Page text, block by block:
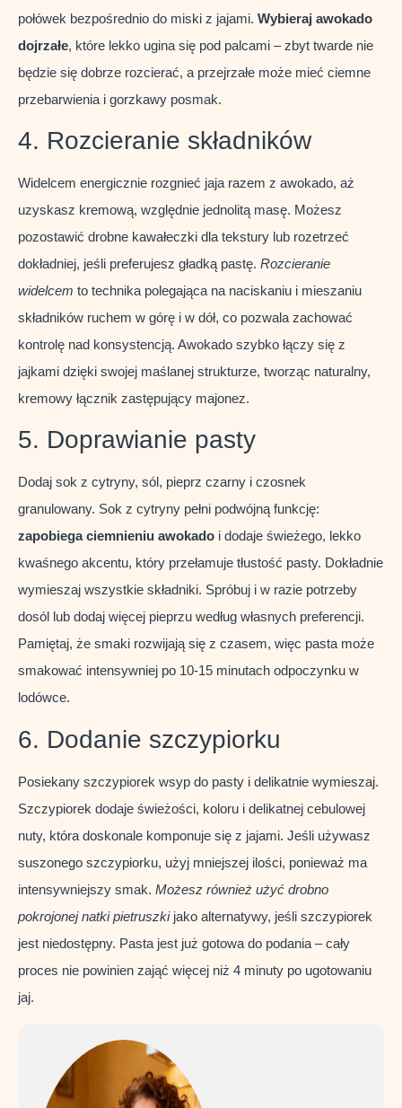
połówek bezpośrednio do miski z jajami. Wybieraj awokado
dojrzałe, które lekko ugina się pod palcami – zbyt twarde nie
będzie się dobrze rozcierać, a przejrzałe może mieć ciemne
przebarwienia i gorzkawy posmak.
4. Rozcieranie składników
Widelcem energicznie rozgnieć jaja razem z awokado, aż
uzyskasz kremową, względnie jednolitą masę. Możesz
pozostawić drobne kawałeczki dla tekstury lub rozetrzeć
dokładniej, jeśli preferujesz gładką pastę. Rozcieranie
widelcem to technika polegająca na naciskaniu i mieszaniu
składników ruchem w górę i w dół, co pozwala zachować
kontrolę nad konsystencją. Awokado szybko łączy się z
jajkami dzięki swojej maślanej strukturze, tworząc naturalny,
kremowy łącznik zastępujący majonez.
5. Doprawianie pasty
Dodaj sok z cytryny, sól, pieprz czarny i czosnek
granulowany. Sok z cytryny pełni podwójną funkcję:
zapobiega ciemnieniu awokado i dodaje świeżego, lekko
kwaśnego akcentu, który przełamuje tłustość pasty. Dokładnie
wymieszaj wszystkie składniki. Spróbuj i w razie potrzeby
dosól lub dodaj więcej pieprzu według własnych preferencji.
Pamiętaj, że smaki rozwijają się z czasem, więc pasta może
smakować intensywniej po 10-15 minutach odpoczynku w
lodówce.
6. Dodanie szczypiorku
Posiekany szczypiorek wsyp do pasty i delikatnie wymieszaj.
Szczypiorek dodaje świeżości, koloru i delikatnej cebulowej
nuty, która doskonale komponuje się z jajami. Jeśli używasz
suszonego szczypiorku, użyj mniejszej ilości, ponieważ ma
intensywniejszy smak. Możesz również użyć drobno
pokrojonej natki pietruszkijako alternatywy, jeśli szczypiorek
jest niedostępny. Pasta jest już gotowa do podania – cały
proces nie powinien zająć więcej niż 4 minuty po ugotowaniu
jaj.